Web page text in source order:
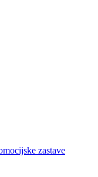
zastave